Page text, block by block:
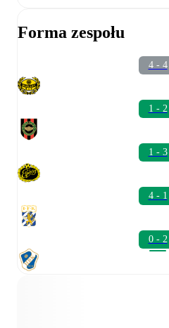
Forma zespołu
4 - 4
1 - 2
1 - 3
4 - 1
0 - 2